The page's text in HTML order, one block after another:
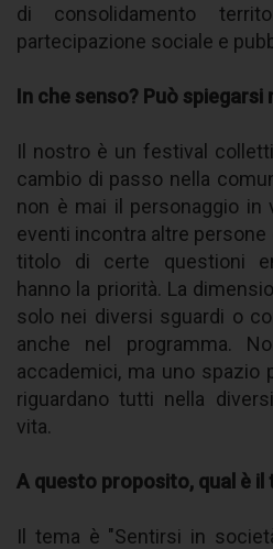
di consolidamento
partecipazione sociale e
In che senso? Può spiegarsi
Il nostro è un festival
cambio di passo nella
non è mai il personaggio in
eventi incontra altre
titolo di certe questioni
hanno la priorità. La
solo nei diversi sguardi o
anche nel programma.
accademici, ma uno spazio
riguardano tutti nella
vita.
A questo proposito, qual è il
Il tema è "Sentirsi in